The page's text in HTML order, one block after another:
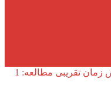
زمان تقریبی مطالعه: 1